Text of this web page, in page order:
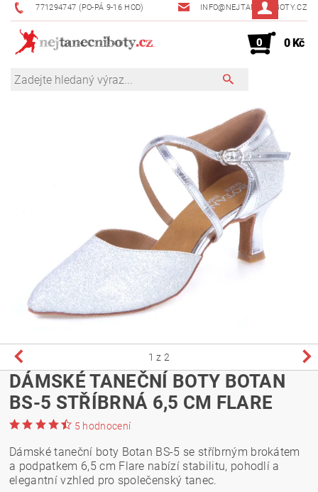
771294747 (PO-PÁ 9-16 HOD) INFO@NEJTANECNIBOTY.CZ
0 0 Kč
1 z 2
DÁMSKÉ TANEČNÍ BOTY BOTAN
BS-5 STŘÍBRNÁ 6,5 CM FLARE
5 hodnocení
Dámské taneční boty Botan BS-5 se stříbrným brokátem
a podpatkem 6,5 cm Flare nabízí stabilitu, pohodlí a
elegantní vzhled pro společenský tanec.